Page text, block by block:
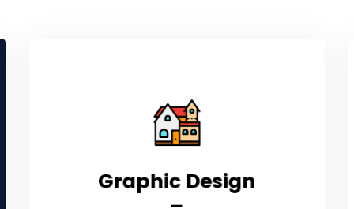
Graphic Design
Graphic Design
Aenean lacinia bibendum nulla sed
consectetur. Integer posuere era.